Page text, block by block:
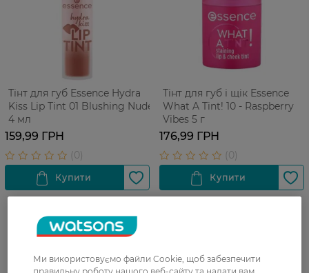
Тінт для губ Essence Hydra
Kiss Lip Tint 01 Blushing Nude
4 мл
159,99 ГРН
Тінт для губ і щік Essence
What A Tint! 10 - Raspberry
Vibes 5 г
176,99 ГРН
Ми використовуємо файли Cookie, щоб забезпечити
правильну роботу нашого веб-сайту та надати вам